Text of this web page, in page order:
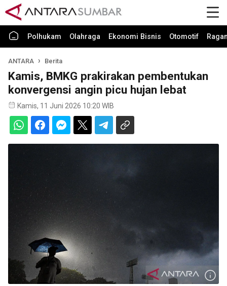
Polhukam Olahraga Ekonomi Bisnis Otomotif
ANTARA Berita
Kamis, BMKG prakirakan pembentukan
konvergensi angin picu hujan lebat
Kamis, 11 Juni 2026 10:20 WIB